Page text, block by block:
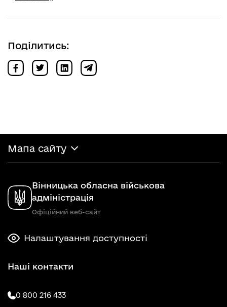
Поділитись:
Мапа сайту
Вінницька обласна військова
адміністрація
Офіційний веб-сайт
Налаштування доступності
Наші контакти
0 800 216 433